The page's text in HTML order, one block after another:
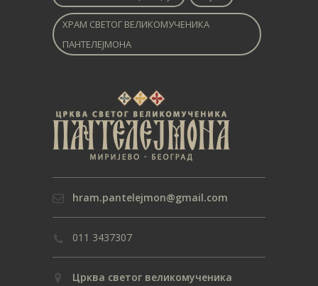
ХРАМ СВЕТОГ ВЕЛИКОМУЧЕНИКА
ПАНТЕЛЕЈМОНА
hram.pantelejmon@gmail.com
011 3437307
Црква светог великомученика